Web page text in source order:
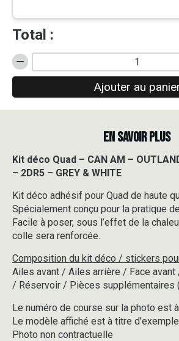
Total :
quantité
de
déco
Quad
-
OUTLANDER
570
MAX
-
2DR5
-
GREY
&
WHITE
Ajouter au
EN SAVOIR PLUS
Kit déco Quad – CAN AM –
– 2DR5 – GREY & WHITE
Kit déco adhésif pour Quad de haute
Spécialement conçu pour la pratique
Facile à poser, sous l’effet de la
colle sera renforcée.
Composition du kit déco / stickers
Ailes avant / Ailes arrière / Face
/ Réservoir / Pièces supplémentaires
Le numéro de course sur la photo est
Le modèle affiché est à titre
Photo non contractuelle